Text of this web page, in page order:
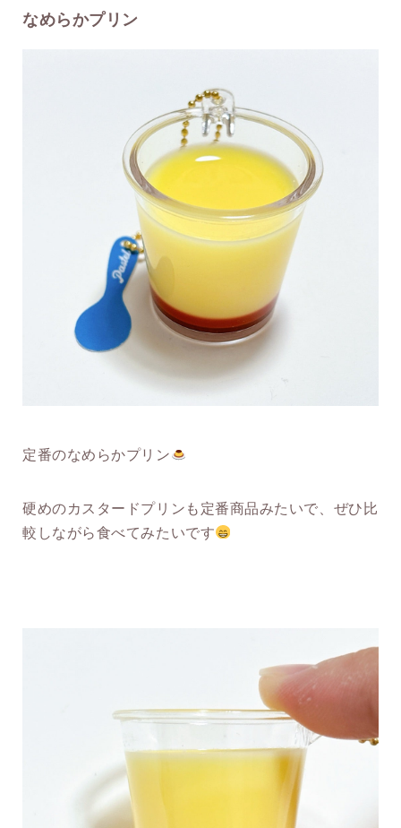
なめらかプリン
定番のなめらかプリン
硬めのカスタードプリンも定番商品みたいで、ぜひ比
較しながら食べてみたいです